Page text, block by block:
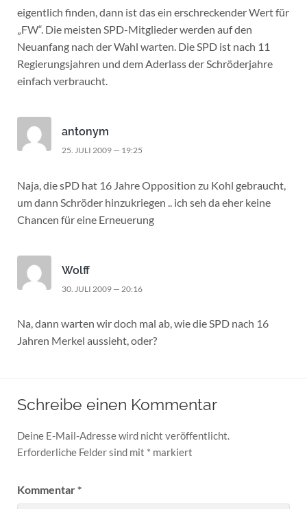
eigentlich finden, dann ist das ein erschreckender Wert für
„FW“. Die meisten SPD-Mitglieder werden auf den
Neuanfang nach der Wahl warten. Die SPD ist nach 11
Regierungsjahren und dem Aderlass der Schröderjahre
einfach verbraucht.
antonym
25. JULI 2009 — 19:25
Naja, die sPD hat 16 Jahre Opposition zu Kohl gebraucht,
um dann Schröder hinzukriegen .. ich seh da eher keine
Chancen für eine Erneuerung
Wolff
30. JULI 2009 — 20:16
Na, dann warten wir doch mal ab, wie die SPD nach 16
Jahren Merkel aussieht, oder?
Schreibe einen Kommentar
Deine E-Mail-Adresse wird nicht veröffentlicht.
Erforderliche Felder sind mit * markiert
Kommentar*